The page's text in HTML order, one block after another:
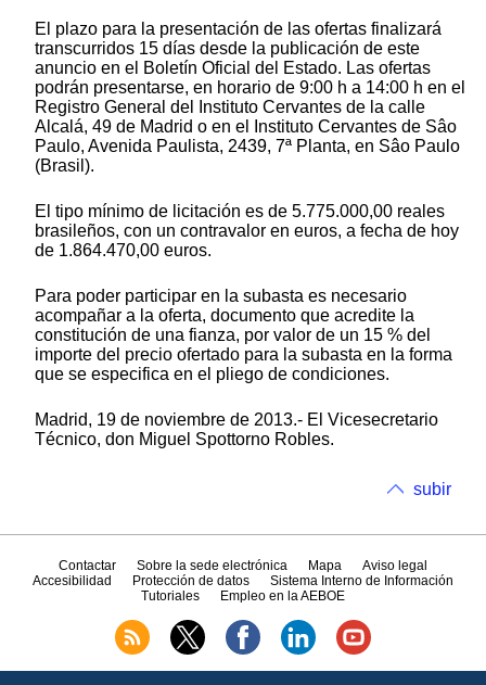
El plazo para la presentación de las ofertas finalizará
transcurridos 15 días desde la publicación de este
anuncio en el Boletín Oficial del Estado. Las ofertas
podrán presentarse, en horario de 9:00 h a 14:00 h en el
Registro General del Instituto Cervantes de la calle
Alcalá, 49 de Madrid o en el Instituto Cervantes de Sâo
Paulo, Avenida Paulista, 2439, 7ª Planta, en Sâo Paulo
(Brasil).
El tipo mínimo de licitación es de 5.775.000,00 reales
brasileños, con un contravalor en euros, a fecha de hoy
de 1.864.470,00 euros.
Para poder participar en la subasta es necesario
acompañar a la oferta, documento que acredite la
constitución de una fianza, por valor de un 15 % del
importe del precio ofertado para la subasta en la forma
que se especifica en el pliego de condiciones.
Madrid, 19 de noviembre de 2013.- El Vicesecretario
Técnico, don Miguel Spottorno Robles.
subir
Contactar Sobre la sede electrónica Mapa
Aviso legal
Accesibilidad
Protección de datos
Sistema Interno de Información
Tutoriales
Empleo en la AEBOE